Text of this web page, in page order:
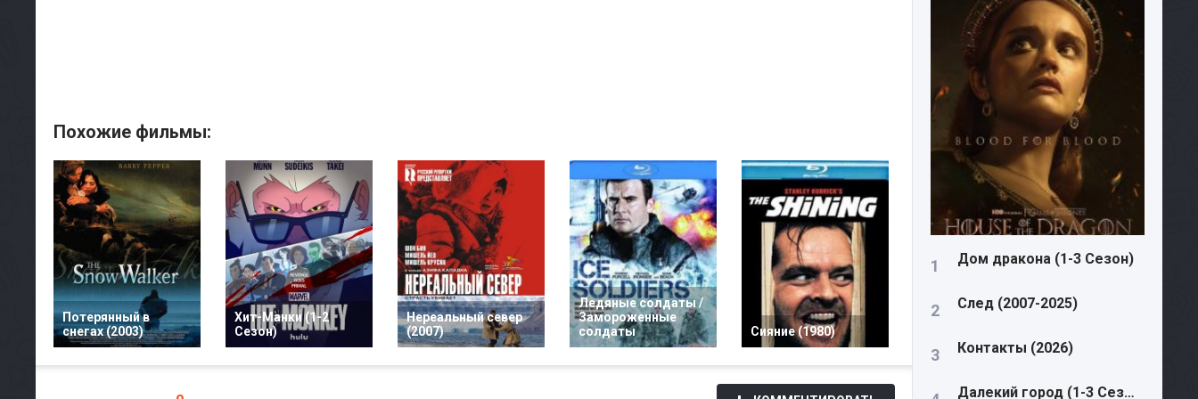
Похожие фильмы:
Потерянный в
снегах (2003)
Хит-Манки (1-2
Сезон)
Нереальный север
(2007)
Ледяные солдаты /
Замороженные
солдаты
Сияние (1980)
Дом дракона (1-3 Сезон)
След (2007-2025)
Контакты (2026)
Далекий город (1-3 Сезон)